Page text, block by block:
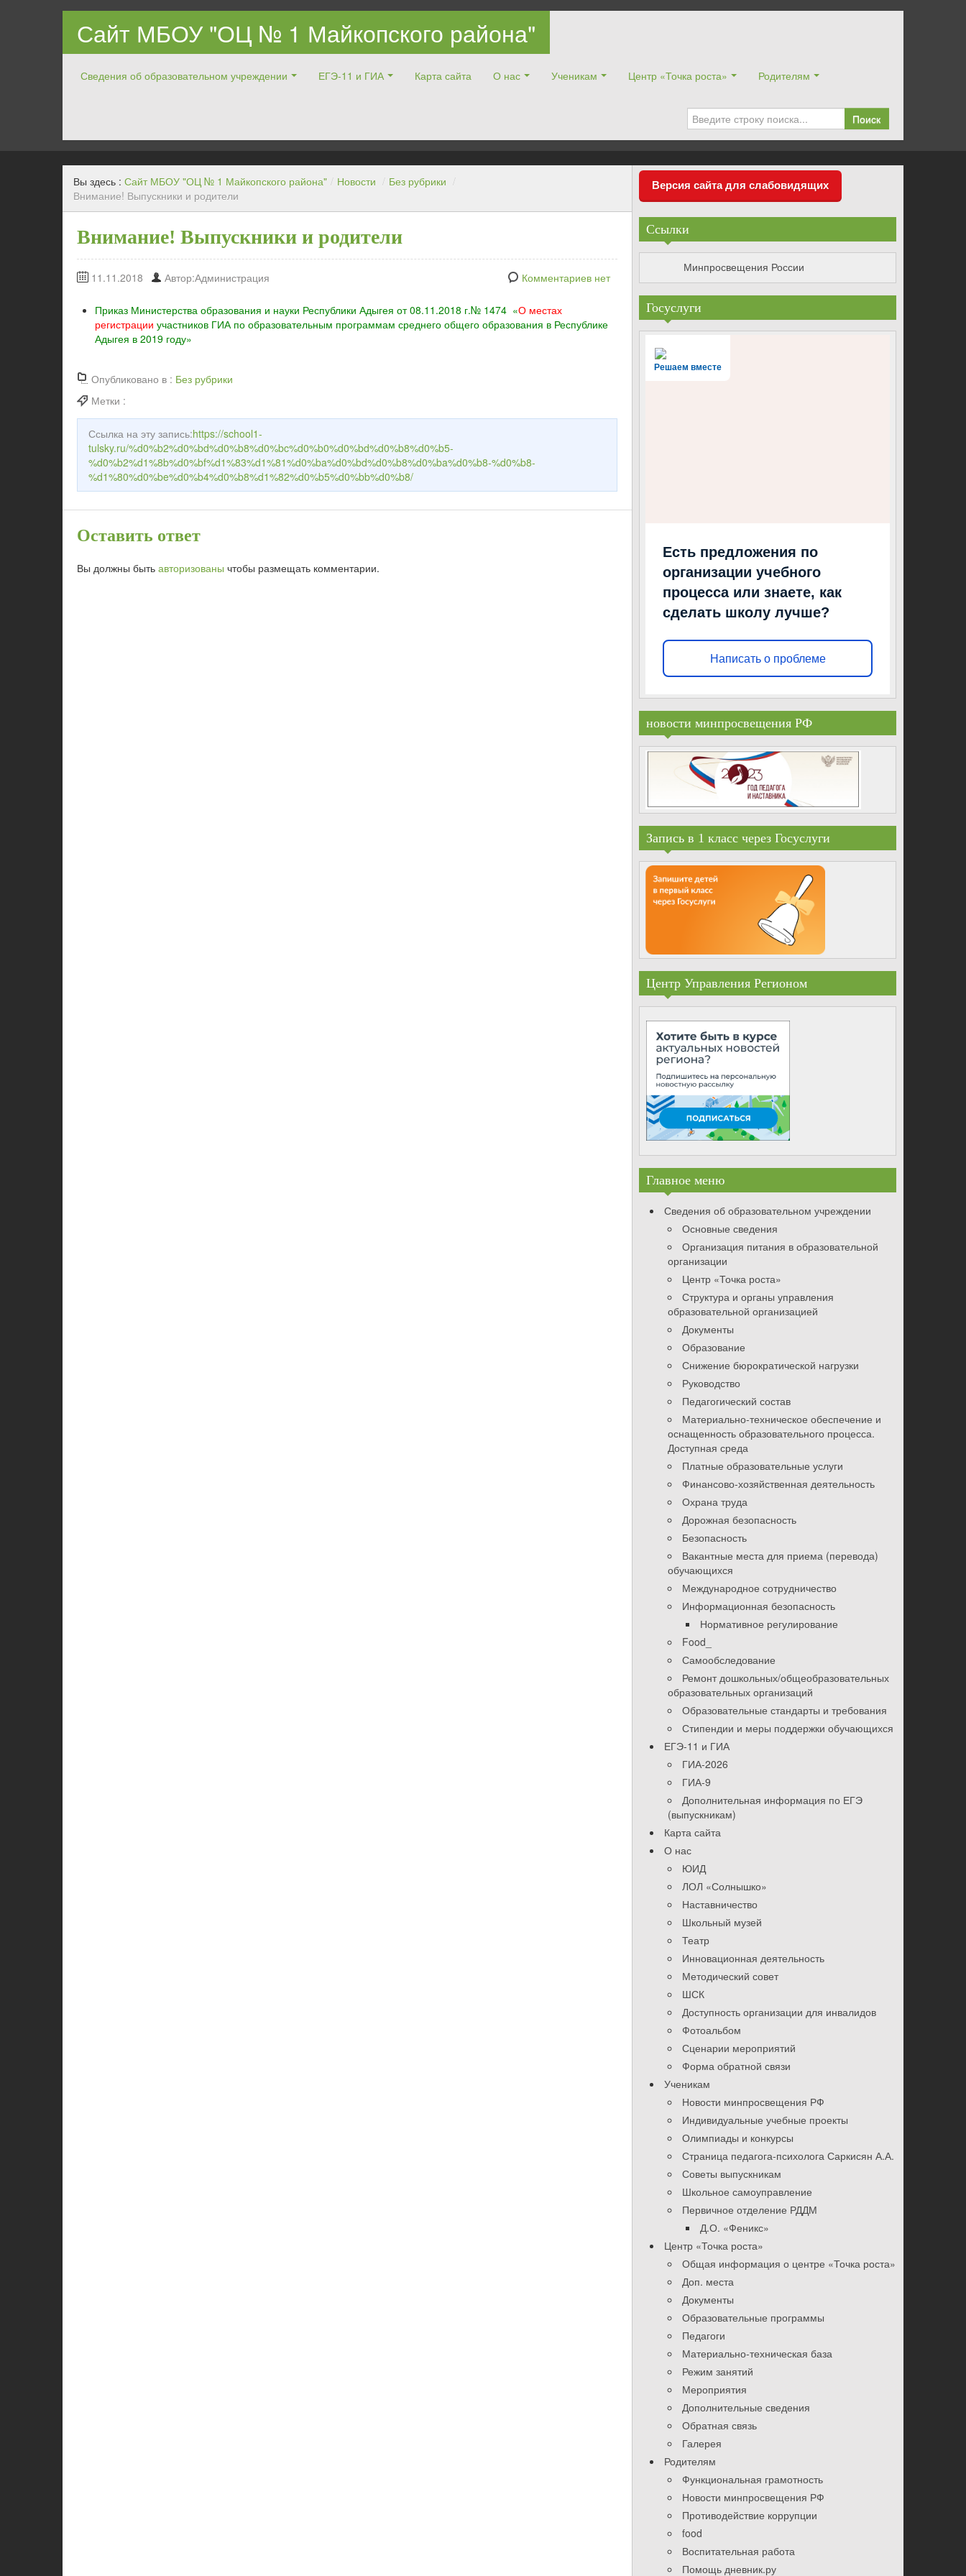
Сайт МБОУ "ОЦ № 1 Майкопского района"
Сведения об образовательном учреждении ЕГЭ-11 и ГИА Карта сайта О нас Ученикам Центр «Точка роста» Родителям
Поиск
Вы здесь : Сайт МБОУ "ОЦ № 1 Майкопского района" / Новости / Без рубрики /
Внимание! Выпускники и родители
Внимание! Выпускники и родители
11.11.2018 Автор:Администрация Комментариев нет
Приказ Министерства образования и науки Республики Адыгея от 08.11.2018 г.№ 1474 «О местах
регистрации участников ГИА по образовательным программам среднего общего образования в Республике
Адыгея в 2019 году»
Опубликовано в : Без рубрики
Метки :
Ссылка на эту запись:https://school1-
tulsky.ru/%d0%b2%d0%bd%d0%b8%d0%bc%d0%b0%d0%bd%d0%b8%d0%b5-
%d0%b2%d1%8b%d0%bf%d1%83%d1%81%d0%ba%d0%bd%d0%b8%d0%ba%d0%b8-%d0%b8-
%d1%80%d0%be%d0%b4%d0%b8%d1%82%d0%b5%d0%bb%d0%b8/
Оставить ответ
Вы должны быть авторизованы чтобы размещать комментарии.
Версия сайта для слабовидящих
Ссылки
Минпросвещения России
Госуслуги
Решаем вместе
Есть предложения по
организации учебного
процесса или знаете, как
сделать школу лучше?
Написать о проблеме
новости минпросвещения РФ
Запись в 1 класс через Госуслуги
Центр Управления Регионом
Главное меню
Сведения об образовательном учреждении
Основные сведения
Организация питания в образовательной
организации
Центр «Точка роста»
Структура и органы управления
образовательной организацией
Документы
Образование
Снижение бюрократической нагрузки
Руководство
Педагогический состав
Материально-техническое обеспечение и
оснащенность образовательного процесса.
Доступная среда
Платные образовательные услуги
Финансово-хозяйственная деятельность
Охрана труда
Дорожная безопасность
Безопасность
Вакантные места для приема (перевода)
обучающихся
Международное сотрудничество
Информационная безопасность
Нормативное регулирование
Food_
Самообследование
Ремонт дошкольных/общеобразовательных
образовательных организаций
Образовательные стандарты и требования
Стипендии и меры поддержки обучающихся
ЕГЭ-11 и ГИА
ГИА-2026
ГИА-9
Дополнительная информация по ЕГЭ
(выпускникам)
Карта сайта
О нас
ЮИД
ЛОЛ «Солнышко»
Наставничество
Школьный музей
Театр
Инновационная деятельность
Методический совет
ШСК
Доступность организации для инвалидов
Фотоальбом
Сценарии мероприятий
Форма обратной связи
Ученикам
Новости минпросвещения РФ
Индивидуальные учебные проекты
Олимпиады и конкурсы
Страница педагога-психолога Саркисян А.А.
Советы выпускникам
Школьное самоуправление
Первичное отделение РДДМ
Д.О. «Феникс»
Центр «Точка роста»
Общая информация о центре «Точка роста»
Доп. места
Документы
Образовательные программы
Педагоги
Материально-техническая база
Режим занятий
Мероприятия
Дополнительные сведения
Обратная связь
Галерея
Родителям
Функциональная грамотность
Новости минпросвещения РФ
Противодействие коррупции
food
Воспитательная работа
Помощь дневник.ру